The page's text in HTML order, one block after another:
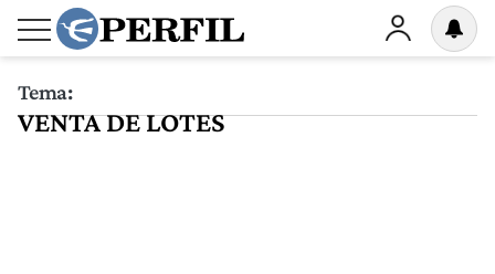
Tema:
VENTA DE LOTES